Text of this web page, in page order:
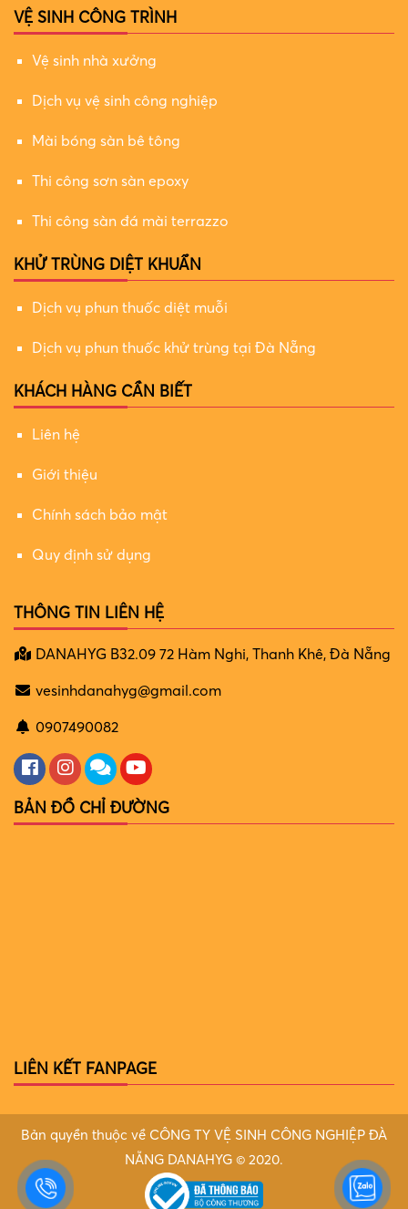
VỆ SINH CÔNG TRÌNH
Vệ sinh nhà xưởng
Dịch vụ vệ sinh công nghiệp
Mài bóng sàn bê tông
Thi công sơn sàn epoxy
Thi công sàn đá mài terrazzo
KHỬ TRÙNG DIỆT KHUẨN
Dịch vụ phun thuốc diệt muỗi
Dịch vụ phun thuốc khử trùng tại Đà Nẵng
KHÁCH HÀNG CẦN BIẾT
Liên hệ
Giới thiệu
Chính sách bảo mật
Quy định sử dụng
THÔNG TIN LIÊN HỆ
DANAHYG B32.09 72 Hàm Nghi, Thanh Khê, Đà Nẵng
vesinhdanahyg@gmail.com
0907490082
BẢN ĐỒ CHỈ ĐƯỜNG
LIÊN KẾT FANPAGE
Bản quyền thuộc về CÔNG TY VỆ SINH CÔNG NGHIỆP ĐÀ
NẴNG DANAHYG © 2020.